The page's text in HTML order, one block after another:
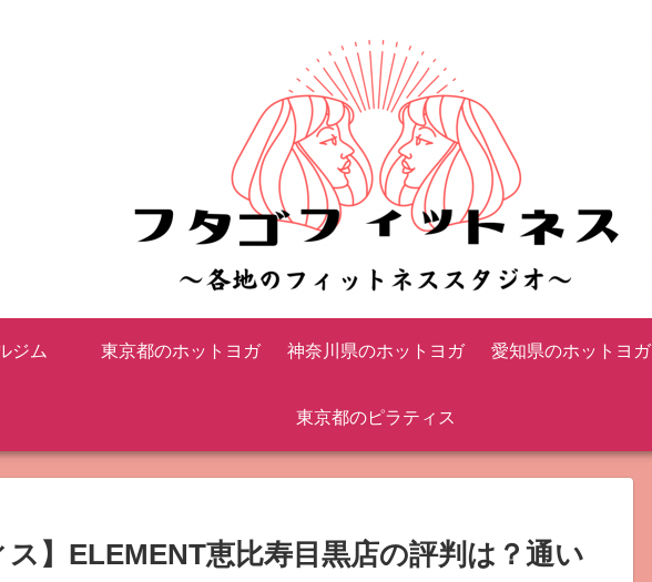
ジム 東京都のホットヨガ 神奈川県のホットヨガ 愛知県のホットヨガ
東京都のピラティス
ス】ELEMENT恵比寿目黒店の評判は？通い